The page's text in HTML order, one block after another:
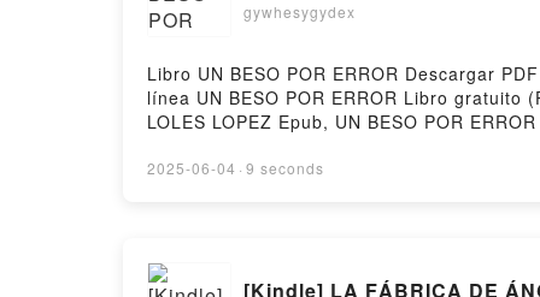
gywhesygydex
Libro UN BESO POR ERROR Descargar
línea UN BESO POR ERROR Libro gratuito
LOLES LOPEZ Epub, UN BESO POR
LOPEZ Descargar gratisPowered by
2025-06-04 · 9 seconds
[Kindle] LA FÁBRICA DE